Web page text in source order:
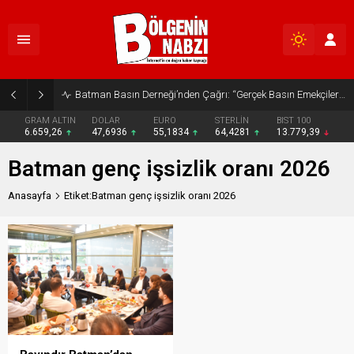
Batman Basın Derneği’nden Çağrı: “Gerçek Basın Emekçileri Desteklenmeli”
GRAM ALTIN
6.659,26
DOLAR
47,6936
EURO
55,1834
STERLİN
64,4281
BIST 100
13.779,39
Batman genç işsizlik oranı 2026
Anasayfa Etiket:Batman genç işsizlik oranı 2026